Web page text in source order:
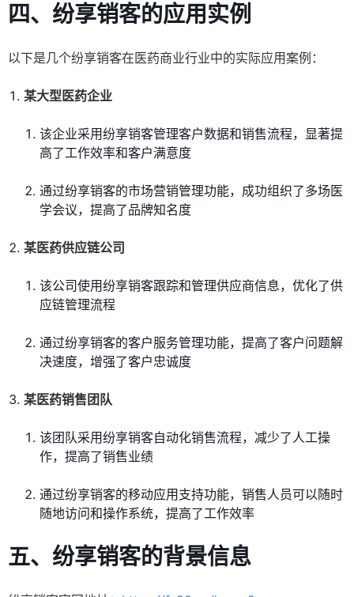
四、纷享销客的应用实例
以下是几个纷享销客在医药商业行业中的实际应用案例：
某大型医药企业
该企业采用纷享销客管理客户数据和销售流程，显著提
高了工作效率和客户满意度
通过纷享销客的市场营销管理功能，成功组织了多场医
学会议，提高了品牌知名度
某医药供应链公司
该公司使用纷享销客跟踪和管理供应商信息，优化了供
应链管理流程
通过纷享销客的客户服务管理功能，提高了客户问题解
决速度，增强了客户忠诚度
某医药销售团队
该团队采用纷享销客自动化销售流程，减少了人工操
作，提高了销售业绩
通过纷享销客的移动应用支持功能，销售人员可以随时
随地访问和操作系统，提高了工作效率
五、纷享销客的背景信息